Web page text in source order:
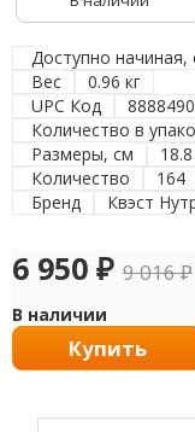
Доступно начиная,
Вес
0.96 кг
UPC Код
Количество в
Размеры, см
Количество
164
Бренд
Квэст
6 950 ₽ 9 016₽
В наличии
Купить